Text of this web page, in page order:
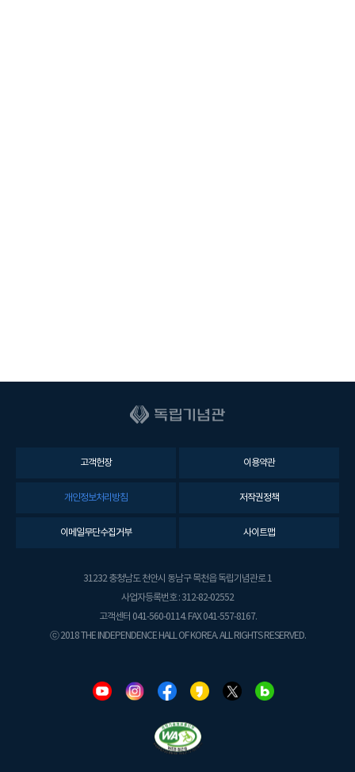
고객헌장 이용약관
개인정보처리방침 저작권정책
이메일무단수집거부 사이트맵
31232 충청남도 천안시 동남구 목천읍 독립기념관로 1
사업자등록번호 : 312-82-02552
고객센터 041-560-0114. FAX 041-557-8167.
ⓒ 2018 THE INDEPENDENCE HALL OF KOREA. ALL RIGHTS RESERVED.